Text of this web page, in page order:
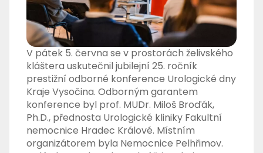
V pátek 5. června se v prostorách želivského
kláštera uskutečnil jubilejní 25. ročník
prestižní odborné konference Urologické dny
Kraje Vysočina. Odborným garantem
konference byl prof. MUDr. Miloš Broďák,
Ph.D., přednosta Urologické kliniky Fakultní
nemocnice Hradec Králové. Místním
organizátorem byla Nemocnice Pelhřimov.